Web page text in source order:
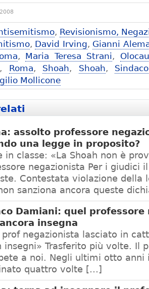
, Revisionismo,
, David Irving, Gianni
, Maria Teresa Strani,
, Roma, Shoah, Shoah,
Mollicone
assolto professore
una legge in proposito?
in classe: «La Shoah non è
negazionista Per i giudici
Contestata violazione della
sanziona ancora queste
Damiani: quel professore
insegna
prof negazionista lasciato in
insegni» Trasferito più volte. Il
a noi. Negli ultimi otto anni
quattro volte […]